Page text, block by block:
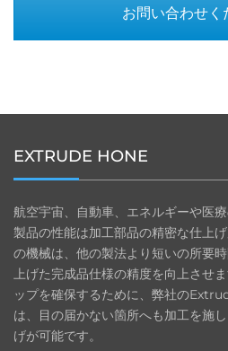
お問い合わせく
EXTRUDE HONE
航空宇宙、自動車、エネルギーや医
製品の性能は加工部品の精密な仕上
の機械は、他の製法より短いの所要
上げた完成品仕様の精度を向上させ
ップを確保するために、弊社の
は、目の届かない箇所へも加工を施
げが可能です。